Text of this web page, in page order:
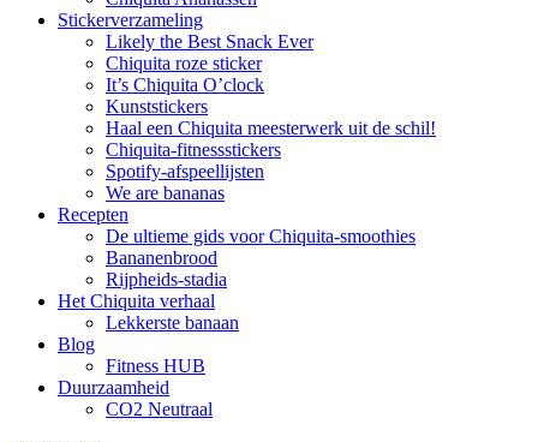
Stickerverzameling
Likely the Best Snack Ever
Chiquita roze sticker
It’s Chiquita O’clock
Kunststickers
Haal een Chiquita meesterwerk uit de schil!
Chiquita-fitnessstickers
Spotify-afspeellijsten
We are bananas
Recepten
De ultieme gids voor Chiquita-smoothies
Bananenbrood
Rijpheids-stadia
Het Chiquita verhaal
Lekkerste banaan
Blog
Fitness HUB
Duurzaamheid
CO2 Neutraal